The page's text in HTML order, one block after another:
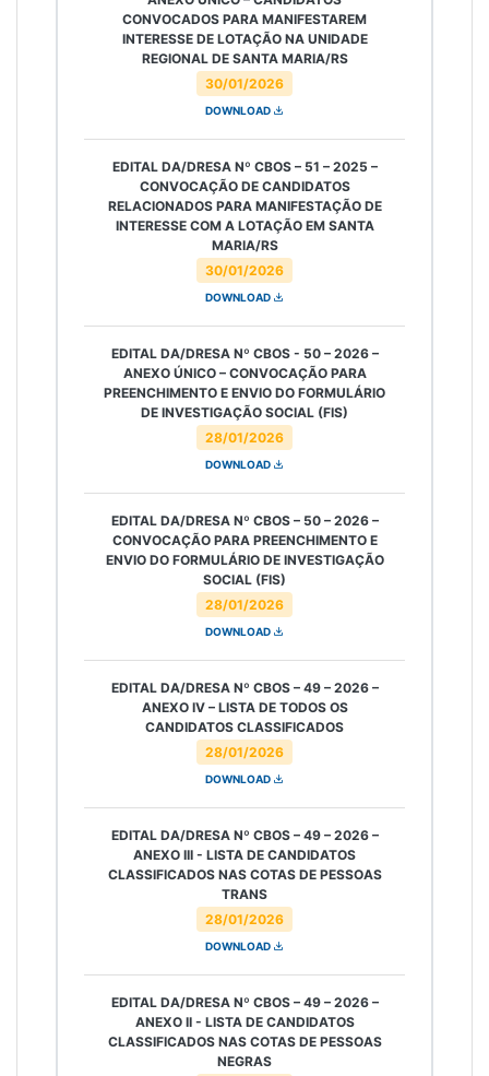
30/01/2026
CONVOCADOS PARA MANIFESTAREM
INTERESSE DE LOTAÇÃO NA UNIDADE
REGIONAL DE SANTA MARIA/RS
DOWNLOAD
30/01/2026
EDITAL DA/DRESA Nº CBOS – 51 – 2025 –
CONVOCAÇÃO DE CANDIDATOS
RELACIONADOS PARA MANIFESTAÇÃO DE
INTERESSE COM A LOTAÇÃO EM SANTA
MARIA/RS
DOWNLOAD
28/01/2026
EDITAL DA/DRESA Nº CBOS - 50 – 2026 –
ANEXO ÚNICO – CONVOCAÇÃO PARA
PREENCHIMENTO E ENVIO DO FORMULÁRIO
DE INVESTIGAÇÃO SOCIAL (FIS)
DOWNLOAD
28/01/2026
EDITAL DA/DRESA Nº CBOS – 50 – 2026 –
CONVOCAÇÃO PARA PREENCHIMENTO E
ENVIO DO FORMULÁRIO DE INVESTIGAÇÃO
SOCIAL (FIS)
DOWNLOAD
28/01/2026
EDITAL DA/DRESA Nº CBOS – 49 – 2026 –
ANEXO IV – LISTA DE TODOS OS
CANDIDATOS CLASSIFICADOS
DOWNLOAD
28/01/2026
EDITAL DA/DRESA Nº CBOS – 49 – 2026 –
ANEXO III - LISTA DE CANDIDATOS
CLASSIFICADOS NAS COTAS DE PESSOAS
TRANS
DOWNLOAD
EDITAL DA/DRESA Nº CBOS – 49 – 2026 –
ANEXO II - LISTA DE CANDIDATOS
CLASSIFICADOS NAS COTAS DE PESSOAS
NEGRAS